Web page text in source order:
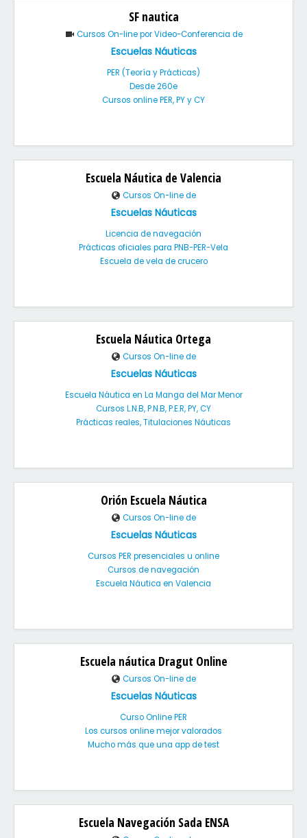
SF nautica
Cursos On-line por Video-Conferencia de
Escuelas Náuticas
PER (Teoría y Prácticas)
Desde 260e
Cursos online PER, PY y CY
Escuela Náutica de Valencia
Cursos On-line de
Escuelas Náuticas
Licencia de navegación
Prácticas oficiales para PNB-PER-Vela
Escuela de vela de crucero
Escuela Náutica Ortega
Cursos On-line de
Escuelas Náuticas
Escuela Náutica en La Manga del Mar Menor
Cursos L.N.B, P.N.B, P.E.R, PY, CY
Prácticas reales, Titulaciones Náuticas
Orión Escuela Náutica
Cursos On-line de
Escuelas Náuticas
Cursos PER presenciales u online
Cursos de navegación
Escuela Náutica en Valencia
Escuela náutica Dragut Online
Cursos On-line de
Escuelas Náuticas
Curso Online PER
Los cursos online mejor valorados
Mucho más que una app de test
Escuela Navegación Sada ENSA